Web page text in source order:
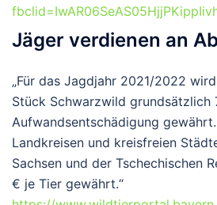
Jäger verdienen an
„Für das Jagdjahr 2021/2022
Stück Schwarzwild grundsätzlich
Aufwandsentschädigung
Landkreisen und kreisfreien
Sachsen und der Tschechischen
€ je Tier gewährt.“